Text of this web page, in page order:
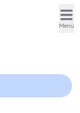
Menü